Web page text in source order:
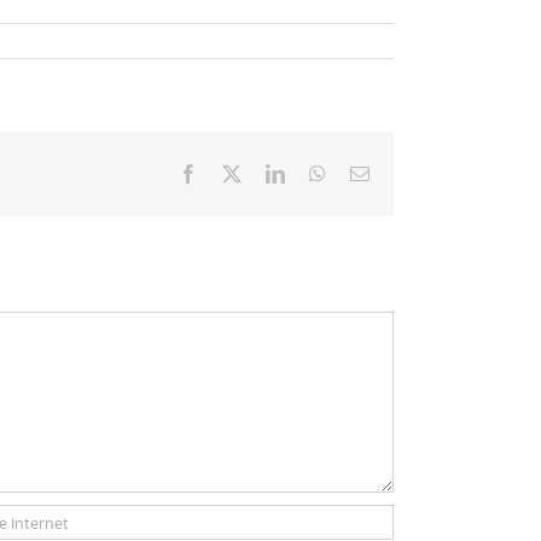
Facebook LinkedInWhatsApp
Email